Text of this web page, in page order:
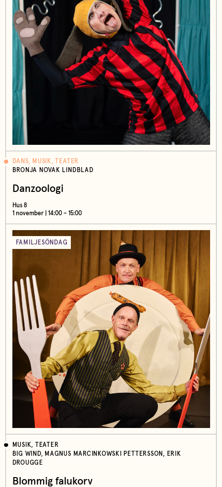
DANS, MUSIK, TEATER
BRONJA NOVAK LINDBLAD
Danzoologi
Hus 8
1 november | 14:00 – 15:00
FAMILJESÖNDAG
MUSIK, TEATER
BIG WIND, MAGNUS MARCINKOWSKI PETTERSSON, ERIK
DROUGGE
Blommig falukorv